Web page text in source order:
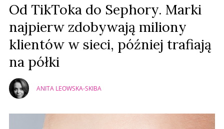
Od TikToka do Sephory. Marki
najpierw zdobywają miliony
klientów w sieci, później trafiają
na półki
ANITA LEOWSKA-SKIBA